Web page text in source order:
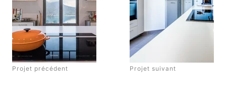
Projet précédent Projet suivant